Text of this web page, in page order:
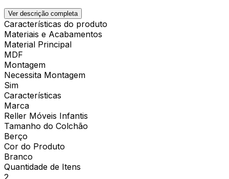
Ver descrição completa
Características do produto
Materiais e Acabamentos
Material Principal
MDF
Montagem
Necessita Montagem
Sim
Características
Marca
Reller Móveis Infantis
Tamanho do Colchão
Berço
Cor do Produto
Branco
Quantidade de Itens
2